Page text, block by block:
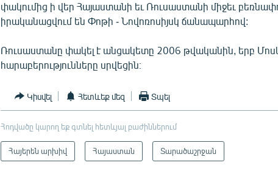
փակումից ի վեր Հայաստանի եւ Ռուսաստանի միջեւ
իրականացվում են Փոթի - Նովոռոսիյսկ ճանապարհով:
Ռուսաստանը փակել է անցակետը 2006 թվականին, երբ
հարաբերությունները սրվեցին։
Կիսվել Հետևեք մեզ Տպել
Հոդվածը կարող եք գտնել հետևյալ բաժիններում
Հայերեն արխիվ Հայաստան Տարածաշրջան